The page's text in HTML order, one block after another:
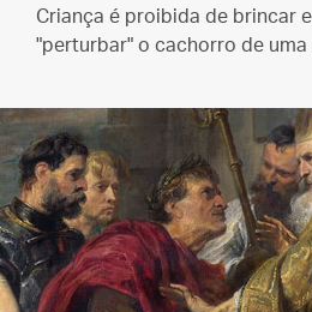
Criança é proibida de brincar
"perturbar" o cachorro de uma